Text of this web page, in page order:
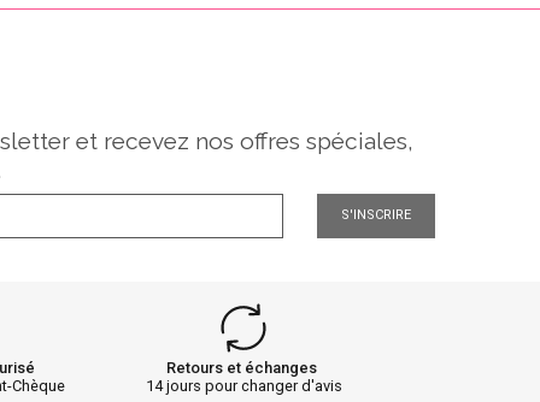
et recevez nos offres spéciales,
S'INSCRIRE
Chèque
Retours et échanges
14 jours pour changer d'avis